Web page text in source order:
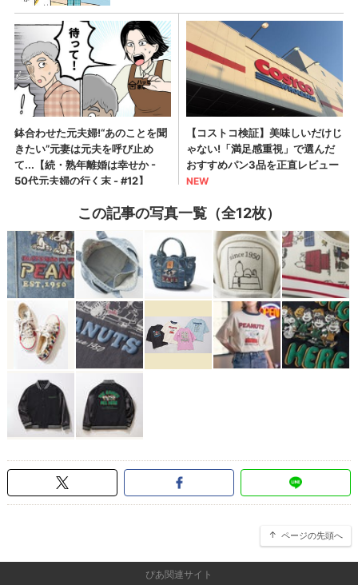
この記事の写真一覧（全12枚）
ページの先頭へ
ぴあ関連サイト